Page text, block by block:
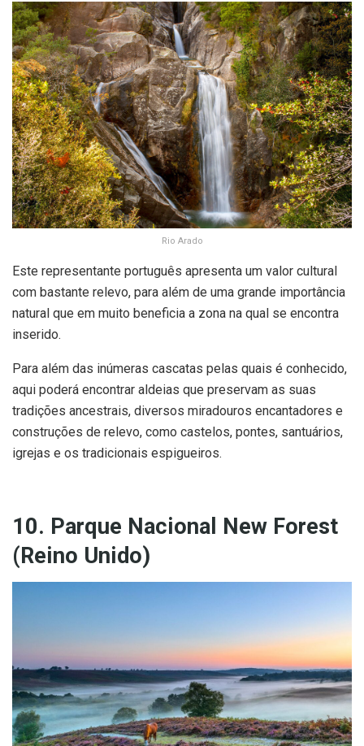
Rio Arado
Este representante português apresenta um valor cultural
com bastante relevo, para além de uma grande importância
natural que em muito beneficia a zona na qual se encontra
inserido.
Para além das inúmeras cascatas pelas quais é conhecido,
aqui poderá encontrar aldeias que preservam as suas
tradições ancestrais, diversos miradouros encantadores e
construções de relevo, como castelos, pontes, santuários,
igrejas e os tradicionais espigueiros.
10. Parque Nacional New Forest
(Reino Unido)